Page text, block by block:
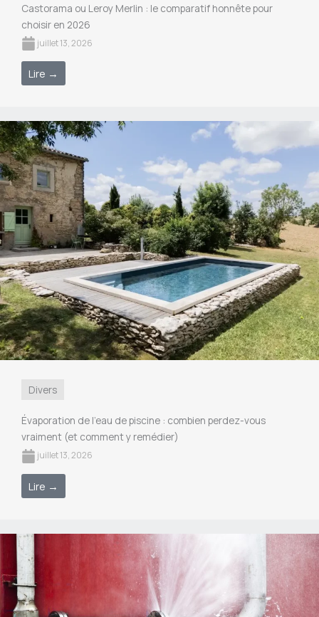
Castorama ou Leroy Merlin : le comparatif honnête pour
choisir en 2026
juillet 13, 2026
Lire →
Divers
Évaporation de l’eau de piscine : combien perdez-vous
vraiment (et comment y remédier)
juillet 13, 2026
Lire →